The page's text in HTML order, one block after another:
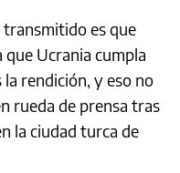
transmitido es que
que Ucrania cumpla
la rendición, y eso no
rueda de prensa tras
la ciudad turca de